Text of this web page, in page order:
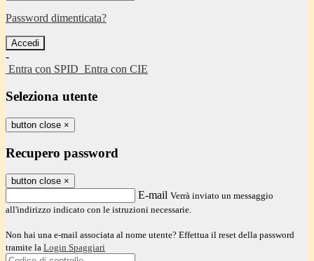
Password dimenticata?
-
Entra con SPID Entra con CIE
Seleziona utente
button close ×
Recupero password
button close ×
E-mail Verrà inviato un messaggio
all'indirizzo indicato con le istruzioni necessarie.
Non hai una e-mail associata al nome utente? Effettua il reset della password
tramite la Login Spaggiari